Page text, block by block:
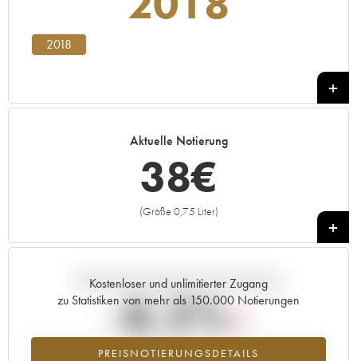
2018
Aktuelle Notierung
38€
(Größe 0,75 Liter)
+
Kostenloser und unlimitierter Zugang
zu Statistiken von mehr als 150.000 Notierungen
PREISNOTIERUNGSDETAILS
Aktuelle Entwicklung der Preisnotierung
-8.2%
Preisabfall des Jahrgangs 2018 im Jahr 2026 im Vergleich zum Jahr